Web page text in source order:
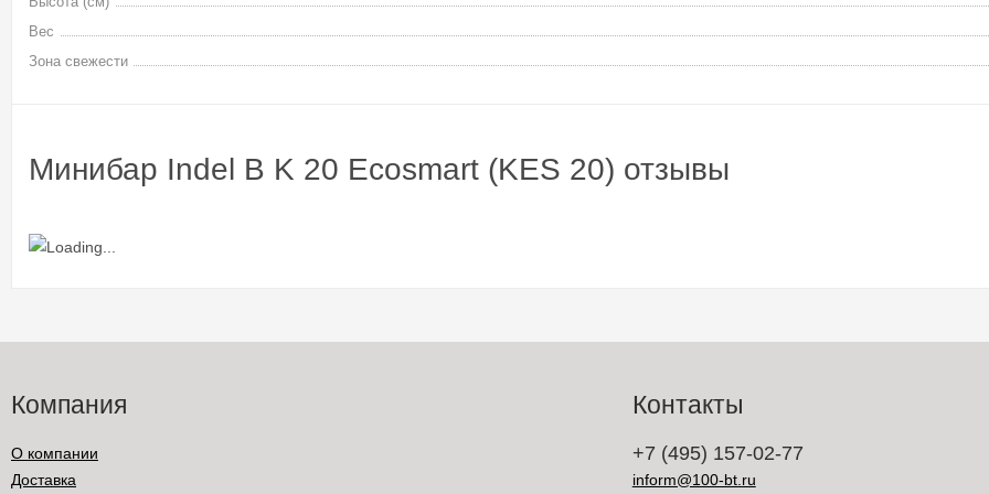
Вес
Зона свежести
Минибар Indel B K 20 Ecosmart (KES 20) отзывы
Компания
О компании
Доставка
Контакты
+7 (495) 157-02-77
inform@100-bt.ru